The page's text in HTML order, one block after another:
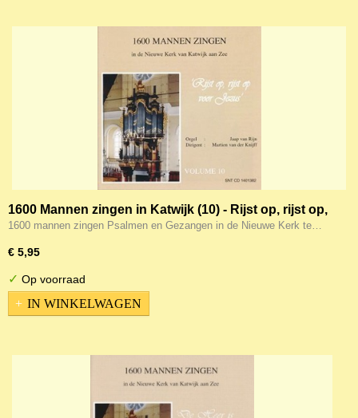
1600 Mannen zingen in Katwijk (10) - Rijst op, rijst op,
voor Jezus
1600 mannen zingen Psalmen en Gezangen in de Nieuwe Kerk te…
€ 5,95
✓ Op voorraad
IN WINKELWAGEN